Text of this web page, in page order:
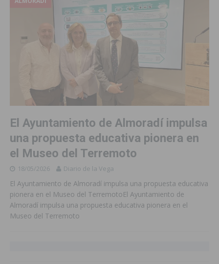
El Ayuntamiento de Almoradí impulsa
una propuesta educativa pionera en
el Museo del Terremoto
18/05/2026 Diario de la Vega
El Ayuntamiento de Almoradí impulsa una propuesta educativa
pionera en el Museo del TerremotoEl Ayuntamiento de
Almoradí impulsa una propuesta educativa pionera en el
Museo del Terremoto